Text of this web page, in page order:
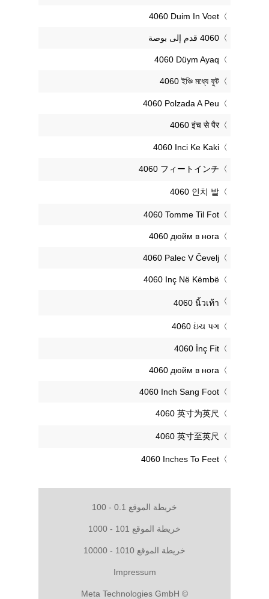
‎4060 Duim In Voet
‎4060 Düym Ayaq
‎4060 ইঞ্চি মধ্যে ফুট
‎4060 Polzada A Peu
‎4060 इंच से पैर
‎4060 Inci Ke Kaki
‎4060 フィートインチ
‎4060 인치 발
‎4060 Tomme Til Fot
‎4060 дюйм в нога
‎4060 Palec V Čevelj
‎4060 Inç Në Këmbë
‎4060 นิ้วเท้า
‎4060 ઇંચ પગ
‎4060 İnç Fit
‎4060 дюйм в нога
‎4060 Inch Sang Foot
‎4060 英寸为英尺
‎4060 英寸至英尺
‎4060 Inches To Feet
خريطة الموقع 0.1 - 100
خريطة الموقع 101 - 1000
خريطة الموقع 1010 - 10000
Impressum
© Meta Technologies GmbH